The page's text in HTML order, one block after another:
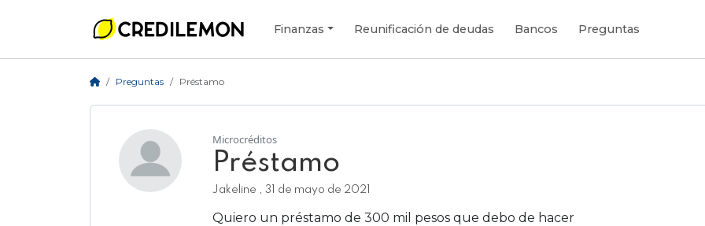
Finanzas Reunificación de deudas Bancos Preguntas
Preguntas Préstamo
Microcréditos
Préstamo
Jakeline , 31 de mayo de 2021
Quiero un préstamo de 300 mil pesos que debo de hacer